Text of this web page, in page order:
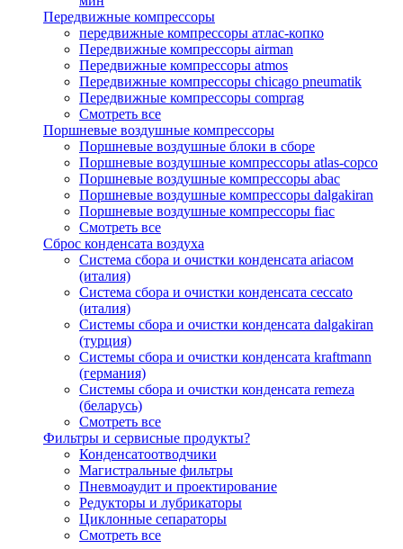
Передвижные компрессоры
передвижные компрессоры атлас-копко
Передвижные компрессоры airman
Передвижные компрессоры atmos
Передвижные компрессоры chicago pneumatik
Передвижные компрессоры comprag
Смотреть все
Поршневые воздушные компрессоры
Поршневые воздушные блоки в сборе
Поршневые воздушные компрессоры atlas-copco
Поршневые воздушные компрессоры abac
Поршневые воздушные компрессоры dalgakiran
Поршневые воздушные компрессоры fiac
Смотреть все
Сброс конденсата воздуха
Система сбора и очистки конденсата ariacом
(италия)
Система сбора и очистки конденсата ceccato
(италия)
Системы сбора и очистки конденсата dalgakiran
(турция)
Системы сбора и очистки конденсата kraftmann
(германия)
Системы сбора и очистки конденсата remeza
(беларусь)
Смотреть все
Фильтры и сервисные продукты?
Конденсатоотводчики
Магистральные фильтры
Пневмоаудит и проектирование
Редукторы и лубрикаторы
Циклонные сепараторы
Смотреть все